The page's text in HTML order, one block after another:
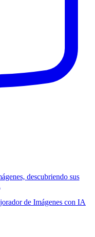
descubriendo sus
de Imágenes con IA